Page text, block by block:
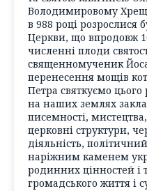
Володимировому
в 988 році розрослися
Церкви, що впродовж
численні плоди
священномученик
перенесення мощів
Петра святкуємо цього
на наших землях
писемності,
церковні структури,
діяльність,
наріжним каменем
родинних цінностей
громадського життя і